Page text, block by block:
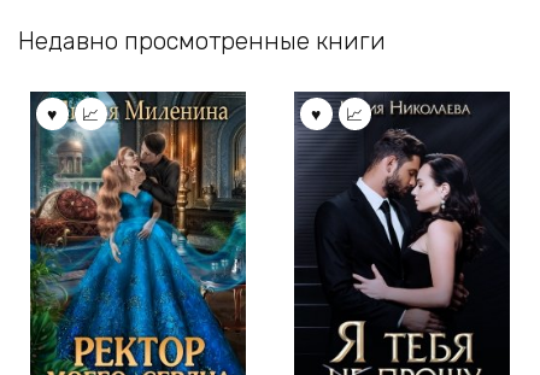
Недавно просмотренные книги